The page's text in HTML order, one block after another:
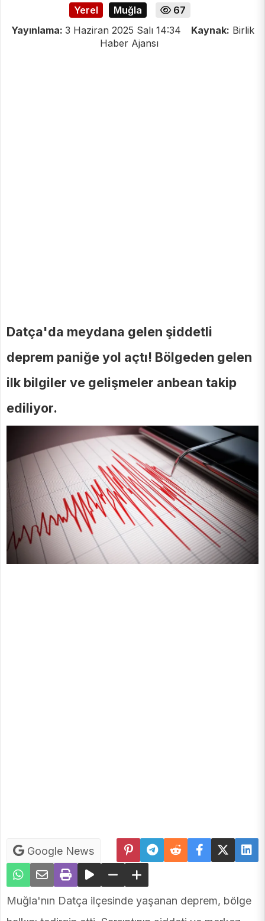
Yerel Muğla
67
Yayınlama: 3 Haziran 2025 Salı 14:34 Kaynak: Birlik
Haber Ajansı
Datça'da meydana gelen şiddetli
deprem paniğe yol açtı! Bölgeden gelen
ilk bilgiler ve gelişmeler anbean takip
ediliyor.
Google News
Muğla'nın Datça ilçesinde yaşanan deprem, bölge